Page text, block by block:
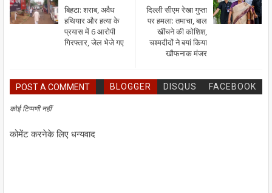
दिल्ली सीएम रेखा गुप्ता
पर हमला: तमाचा, बाल
खींचने की कोशिश,
चश्मदीदों ने बयां किया
खौफनाक मंजर
बिहटा: शराब, अवैध
हथियार और हत्या के
प्रयास में 6 आरोपी
गिरफ्तार, जेल भेजे गए
POST A COMMENT BLOGGER DISQUS FACEBOOK
कोई टिप्पणी नहीं
कोमेंट करनेके लिए धन्यवाद